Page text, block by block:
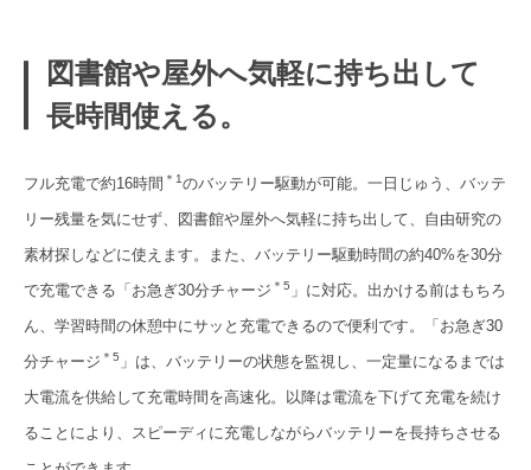
図書館や屋外へ気軽に持ち出して
長時間使える。
フル充電で約16時間 ＊1のバッテリー駆動が可能。一日じゅう、バッテ
リー残量を気にせず、図書館や屋外へ気軽に持ち出して、自由研究の
素材探しなどに使えます。また、バッテリー駆動時間の約40%を30分
で充電できる「お急ぎ30分チャージ ＊5 」に対応。出かける前はもちろ
ん、学習時間の休憩中にサッと充電できるので便利です。「お急ぎ30
分チャージ ＊5 」は、バッテリーの状態を監視し、一定量になるまでは
大電流を供給して充電時間を高速化。以降は電流を下げて充電を続け
ることにより、スピーディに充電しながらバッテリーを長持ちさせる